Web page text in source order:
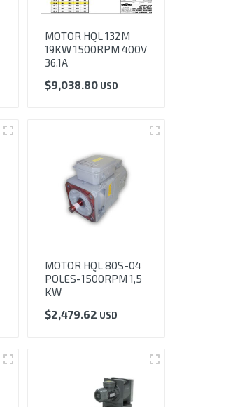
MOTOR HQL 132M
19KW 1500RPM 400V
36.1A
$9,038.80 USD
MOTOR HQL 80S-04
POLES-1500RPM 1,5
KW
$2,479.62 USD